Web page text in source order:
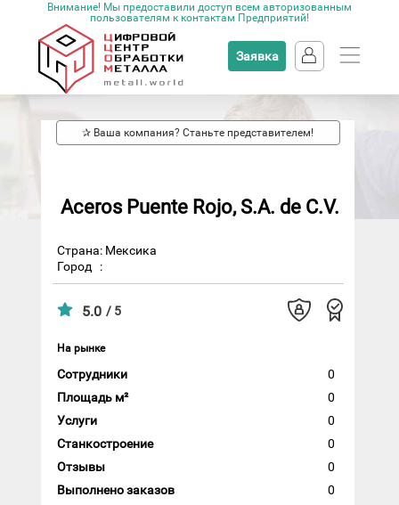
Внимание! Мы предоставили доступ всем авторизованным
пользователям к контактам Предприятий!
Заявка
✰ Ваша компания? Станьте представителем!
Aceros Puente Rojo, S.A. de C.V.
Страна: Мексика
Город
:
5.0 / 5
На рынке
Сотрудники
0
Площадь м²
0
Услуги
0
Станкостроение
0
Отзывы
0
Выполнено заказов
0